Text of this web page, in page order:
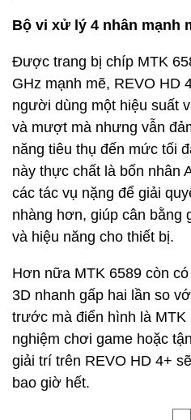
Bộ vi xử lý 4 nhân mạnh
Được trang bị chíp MTK
GHz mạnh mẽ, REVO HD
người dùng một hiệu suất
và mượt mà nhưng vẫn
năng tiêu thụ đến mức tối
này thực chất là bốn nhân
các tác vụ nặng để giải
nhàng hơn, giúp cân
và hiệu năng cho thiết bị.
Hơn nữa MTK 6589 còn
3D nhanh gấp hai lần so
trước mà điển hình là MTK
nghiệm chơi game hoặc
giải trí trên REVO HD 4+
bao giờ hết.